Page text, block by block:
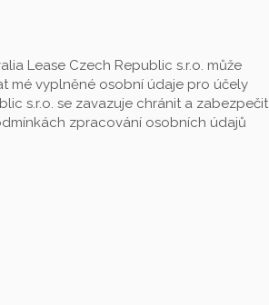
Lease Czech Republic s.r.o. může
mé vyplněné osobní údaje pro účely
s.r.o. se zavazuje chránit a zabezpečit
zpracování osobních údajů